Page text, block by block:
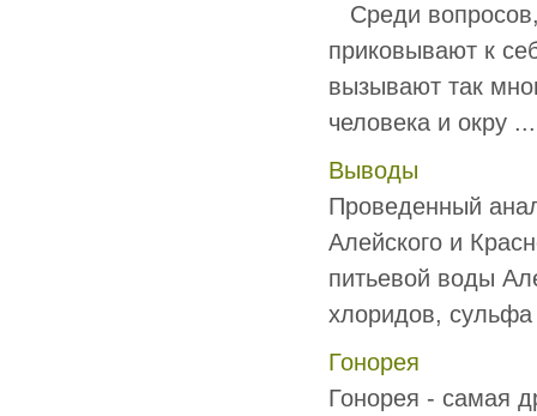
Среди
приковывают к
вызывают так
человека и окру ...
Выводы
Проведенный
Алейского и
питьевой воды
хлоридов,
Гонорея
Гонорея - самая